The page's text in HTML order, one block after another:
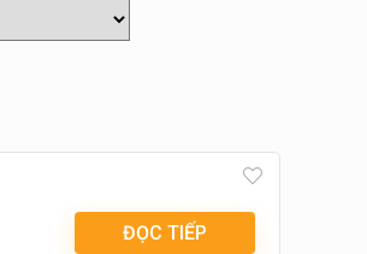
ĐỌC TIẾP